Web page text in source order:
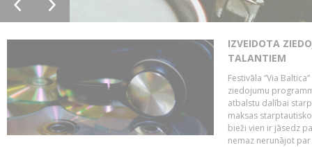
IZVEIDOTA
TALANTIEM
Festivāla “Via
ziedojumu
atbalstu dalībai
maksas
bieži vien ir jāsedz
nemaz nerunājot